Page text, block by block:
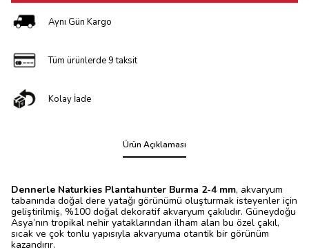
Aynı Gün Kargo
Tüm ürünlerde 9 taksit
Kolay İade
Ürün Açıklaması
Dennerle Naturkies Plantahunter Burma 2-4 mm, akvaryum
tabanında doğal dere yatağı görünümü oluşturmak isteyenler için
geliştirilmiş, %100 doğal dekoratif akvaryum çakılıdır. Güneydoğu
Asya’nın tropikal nehir yataklarından ilham alan bu özel çakıl,
sıcak ve çok tonlu yapısıyla akvaryuma otantik bir görünüm
kazandırır.